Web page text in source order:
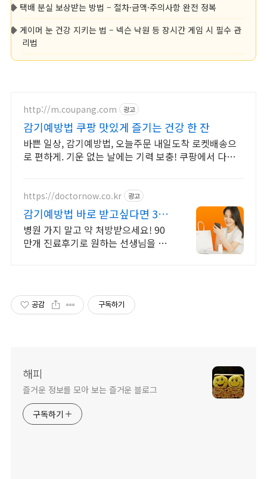
◆ 택배 분실 보상받는 방법 – 절차·금액·주의사항 완전 정복
◆ 게이머 눈 건강 지키는 법 – 넥슨 낙원 등 장시간 게임 시 필수 관
리법
http://m.coupang.com 광고
감기예방법 쿠팡 맛있게 즐기는 건강 한 잔
바쁜 일상, 감기예방법, 오늘주문 내일도착 로켓배송으
로 편하게. 기운 없는 날에는 기력 보충! 쿠팡에서 다양
https://doctornow.co.kr 광고
감기예방법 바로 받고싶다면 365
일 24시간 진료가능
병원 가지 말고 약 처방받으세요! 90
만개 진료후기로 원하는 선생님을 선
공감 구독하기
해피
즐거운 정보를 모아 보는 즐거운 블로그
구독하기